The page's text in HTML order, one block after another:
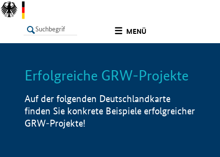
MENÜ
LISTE Info
Erfolgreiche GRW-Projekte
Auf der folgenden Deutschlandkarte
finden Sie konkrete Beispiele erfolgreicher
GRW-Projekte!